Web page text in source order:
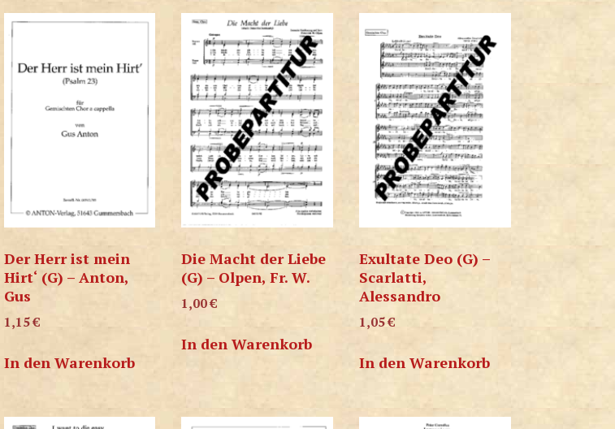
Der Herr ist mein
Hirt‘ (G) – Anton,
Gus
1,15€
In den Warenkorb
Die Macht der Liebe
(G) – Olpen, Fr. W.
1,00€
In den Warenkorb
Exultate Deo (G) –
Scarlatti,
Alessandro
1,05€
In den Warenkorb